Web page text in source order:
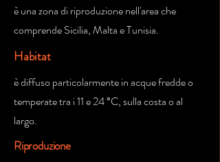
è una zona di riproduzione nell'area che
comprende Sicilia, Malta e Tunisia.
Habitat
è diffuso particolarmente in acque fredde o
temperate tra i 11 e 24 °C, sulla costa o al
largo.
Riproduzione